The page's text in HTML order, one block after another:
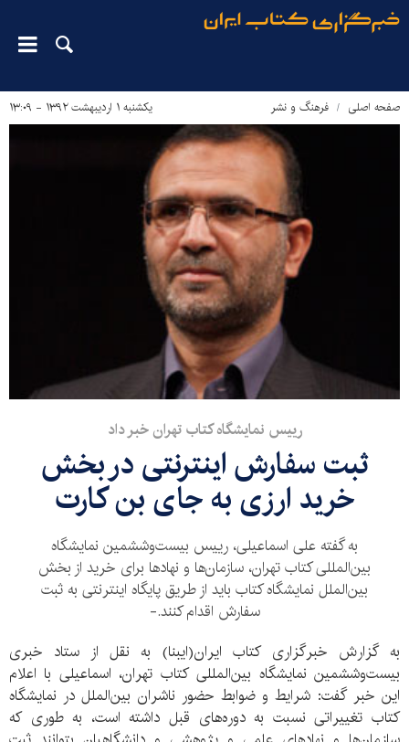
صفحه اصلی فرهنگ و نشر یکشنبه ۱ اردیبهشت ۱۳۹۲ - ۱۳:۰۹
رییس نمایشگاه کتاب تهران خبر داد
ثبت سفارش اینترنتی در بخش
خرید ارزی به‌ جای بن کارت
به گفته علی اسماعیلی، رییس بیست‌وششمین نمایشگاه
بین‌المللی کتاب تهران، سازمان‌ها و نهادها برای خرید از بخش
بین‌الملل نمایشگاه کتاب باید از طریق پایگاه اینترنتی به ثبت
سفارش اقدام کنند.-
به گزارش خبرگزاری کتاب ایران(ایبنا) به نقل از ستاد خبری
بیست‌وششمین نمایشگاه بین‌المللی کتاب تهران، اسماعیلی با اعلام
این خبر گفت: شرایط و ضوابط حضور ناشران بین‌الملل در نمایشگاه
کتاب تغییراتی نسبت به دوره‌های قبل داشته است، به طوری که